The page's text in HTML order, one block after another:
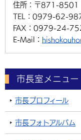
住所： 〒871-8501
TEL： 0979-62-
FAX： 0979-24-
E-Mail：
市長室メニュー
市長プロフィール
市長フォトアルバム